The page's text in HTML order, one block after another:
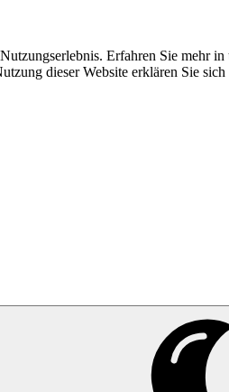
Erfahren Sie mehr in
dieser Website erklären Sie